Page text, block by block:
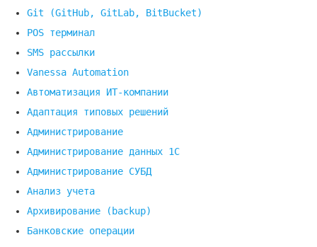
Git (GitHub, GitLab, BitBucket)
POS терминал
SMS рассылки
Vanessa Automation
Автоматизация ИТ-компании
Адаптация типовых решений
Администрирование
Администрирование данных 1С
Администрирование СУБД
Анализ учета
Архивирование (backup)
Банковские операции